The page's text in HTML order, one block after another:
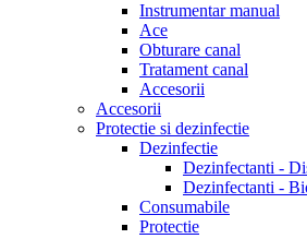
Instrumentar manual
Ace
Obturare canal
Tratament canal
Accesorii
Accesorii
Protectie si dezinfectie
Dezinfectie
Dezinfectanti -
Dezinfectanti -
Consumabile
Protectie